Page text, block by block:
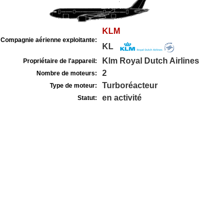
Compagnie aérienne exploitante:
KLM
KL
Propriétaire de l'appareil: Klm Royal Dutch Airlines
Nombre de moteurs: 2
Type de moteur: Turboréacteur
Statut: en activité